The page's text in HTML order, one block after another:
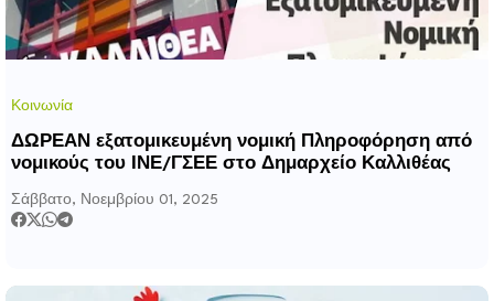
Κοινωνία
ΔΩΡΕΑΝ εξατομικευμένη νομική Πληροφόρηση από
νομικούς του ΙΝΕ/ΓΣΕΕ στο Δημαρχείο Καλλιθέας
Σάββατο, Νοεμβρίου 01, 2025